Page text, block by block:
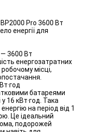
Pro 3600 Вт
енергії для
— 3600 Вт
енергозатратних
місці,
батареями
16 кВт·год. Така
на період від 1
Це ідеальний
подорожей